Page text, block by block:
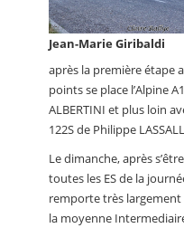
Jean-Marie Giribaldi
après la première étape
points se place l’Alpine
ALBERTINI et plus loin
122S de Philippe
Le dimanche, après
toutes les ES de la
remporte très
la moyenne